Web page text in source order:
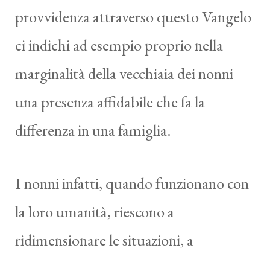
provvidenza attraverso questo Vangelo
ci indichi ad esempio proprio nella
marginalità della vecchiaia dei nonni
una presenza affidabile che fa la
differenza in una famiglia.
I nonni infatti, quando funzionano con
la loro umanità, riescono a
ridimensionare le situazioni, a